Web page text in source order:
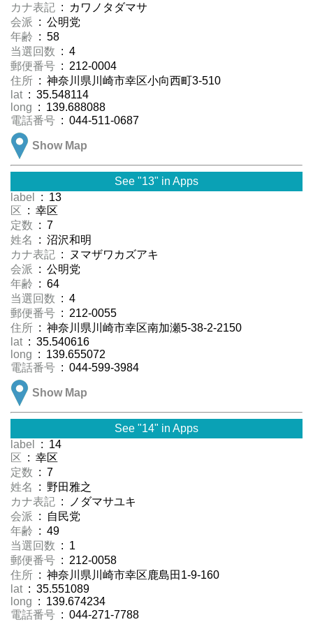
カナ表記 : カワノタダマサ
会派 : 公明党
年齢 : 58
当選回数 : 4
郵便番号 : 212-0004
住所 : 神奈川県川崎市幸区小向西町3-510
lat : 35.548114
long : 139.688088
電話番号 : 044-511-0687
Show Map
See "13" in Apps
label
: 13
区 : 幸区
定数 : 7
姓名
: 沼沢和明
カナ表記 : ヌマザワカズアキ
会派 : 公明党
年齢 : 64
当選回数 : 4
郵便番号 : 212-0055
住所 : 神奈川県川崎市幸区南加瀬5-38-2-2150
lat : 35.540616
long : 139.655072
電話番号 : 044-599-3984
Show Map
See "14" in Apps
label
: 14
区 : 幸区
定数 : 7
姓名
: 野田雅之
カナ表記 : ノダマサユキ
会派 : 自民党
年齢 : 49
当選回数 : 1
郵便番号 : 212-0058
住所 : 神奈川県川崎市幸区鹿島田1-9-160
lat : 35.551089
long : 139.674234
電話番号 : 044-271-7788